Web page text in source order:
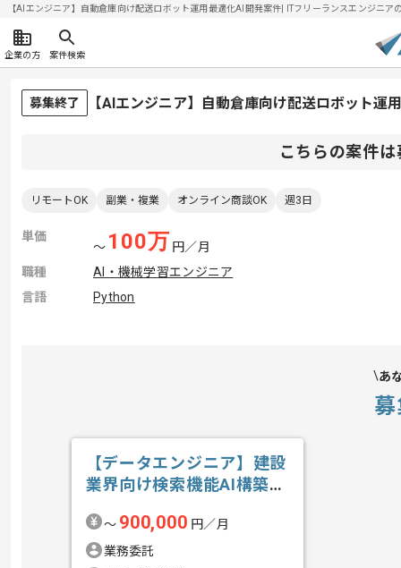
【AIエンジニア】自動倉庫向け配送ロボット運用最適化AI開発案件| ITフリーランスエンジニ
企業の方 案件検索
募集終了 【AIエンジニア】自動倉庫向け配送ロボット運
こちらの案件
リモートOK 副業・複業 オンライン商談OK 週3日
単価
〜 100万 円／月
職種
AI・機械学習エンジニア
言語
Python
あ
【データエンジニア】建設
業界向け検索機能AI構築の
〜 900,000 円／月
業務委託